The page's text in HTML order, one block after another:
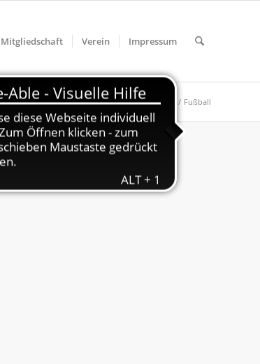
Mitgliedschaft Verein Impressum
Du bist hier: Startseite / Fußball